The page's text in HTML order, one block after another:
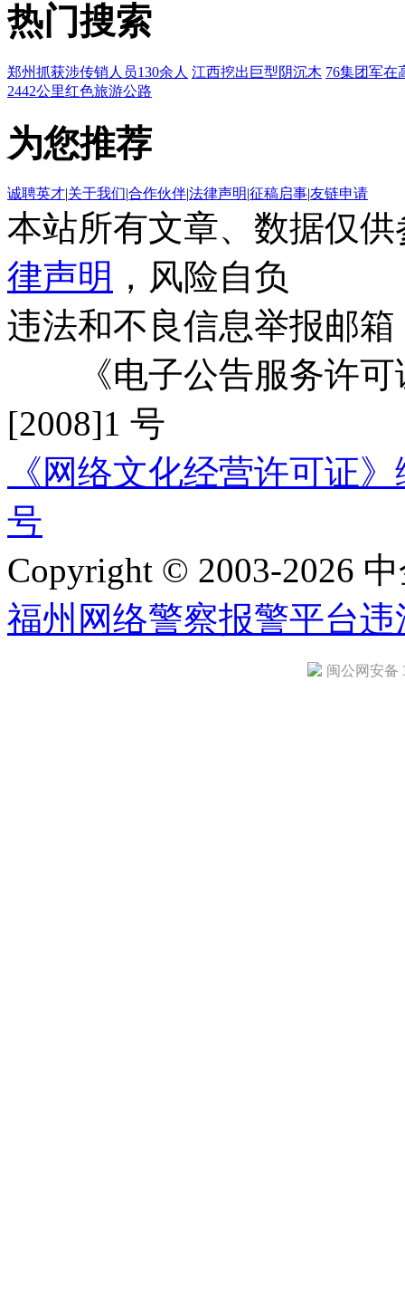
热门搜索
郑州抓获涉传销人员130余人 江西挖出巨型阴沉木 76集团军在
2442公里红色旅游公路
为您推荐
诚聘英才|关于我们|合作伙伴|法律声明|征稿启事|友链申请
本站所有文章、数据仅
律声明 ，风险自负
违法和不良信息举报邮箱
《电子公告服务许可
[2008]1 号
《网络文化经营许可证
号
Copyright © 2003-2026
福州网络警察报警平台违
闽公网安备